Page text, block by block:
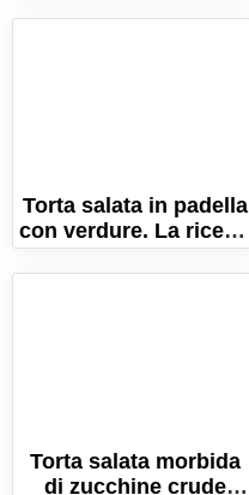
scamorza!
Torta salata in padella
con verdure. La ricetta
facile e senza forno!
Torta salata morbida
di zucchine crude